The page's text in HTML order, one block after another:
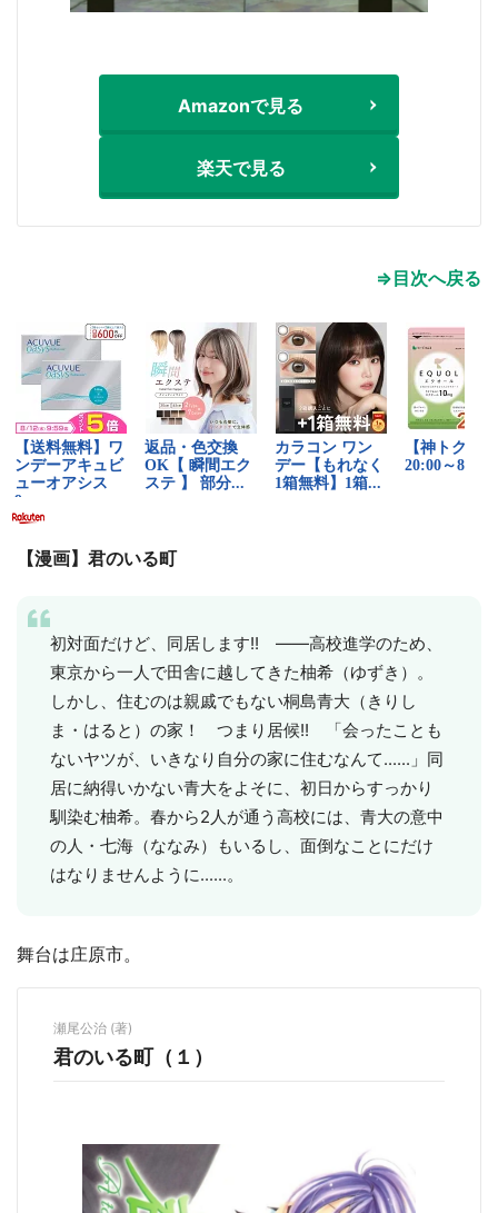
Amazonで見る
楽天で見る
⇒目次へ戻る
【漫画】君のいる町
初対面だけど、同居します!! ――高校進学のため、
東京から一人で田舎に越してきた柚希（ゆずき）。
しかし、住むのは親戚でもない桐島青大（きりし
ま・はると）の家！ つまり居候!! 「会ったことも
ないヤツが、いきなり自分の家に住むなんて......」同
居に納得いかない青大をよそに、初日からすっかり
馴染む柚希。春から2人が通う高校には、青大の意中
の人・七海（ななみ）もいるし、面倒なことにだけ
はなりませんように......。
舞台は庄原市。
瀬尾公治 (著)
君のいる町（１）